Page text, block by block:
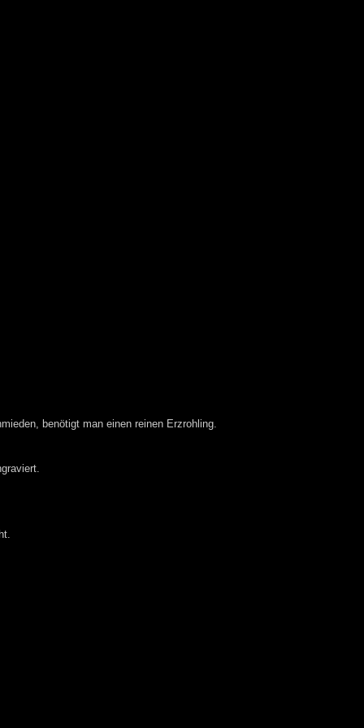
benötigt man einen reinen Erzrohling.